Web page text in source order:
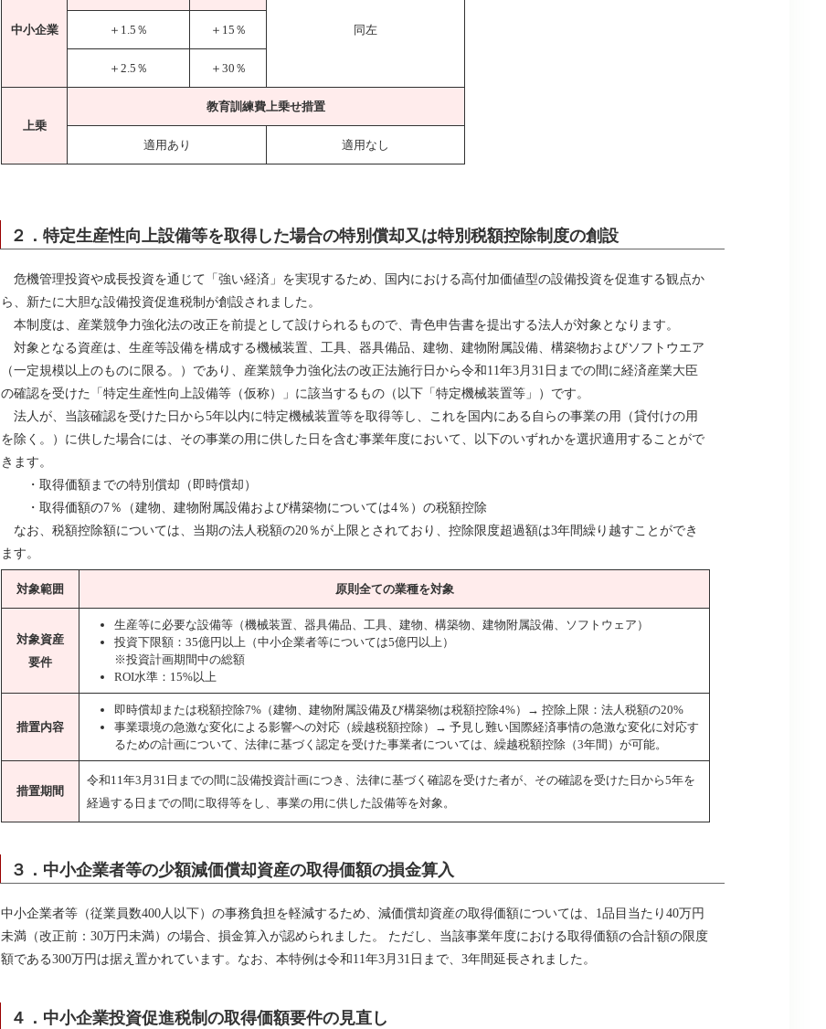
中小企業 同左
＋1.5％ ＋15％
＋2.5％ ＋30％
上乗
教育訓練費上乗せ措置
適用あり 適用なし
２．特定生産性向上設備等を取得した場合の特別償却又は特別税額控除制度の創設
危機管理投資や成長投資を通じて「強い経済」を実現するため、国内における高付加価値型の設備投資を促進する観点か
ら、新たに大胆な設備投資促進税制が創設されました。
本制度は、産業競争力強化法の改正を前提として設けられるもので、青色申告書を提出する法人が対象となります。
対象となる資産は、生産等設備を構成する機械装置、工具、器具備品、建物、建物附属設備、構築物およびソフトウエア
（一定規模以上のものに限る。）であり、産業競争力強化法の改正法施行日から令和11年3月31日までの間に経済産業大臣
の確認を受けた「特定生産性向上設備等（仮称）」に該当するもの（以下「特定機械装置等」）です。
法人が、当該確認を受けた日から5年以内に特定機械装置等を取得等し、これを国内にある自らの事業の用（貸付けの用
を除く。）に供した場合には、その事業の用に供した日を含む事業年度において、以下のいずれかを選択適用することがで
きます。
・取得価額までの特別償却（即時償却）
・取得価額の7％（建物、建物附属設備および構築物については4％）の税額控除
なお、税額控除額については、当期の法人税額の20％が上限とされており、控除限度超過額は3年間繰り越すことができ
ます。
対象範囲 原則全ての業種を対象
対象資産
要件
生産等に必要な設備等（機械装置、器具備品、工具、建物、構築物、建物附属設備、ソフトウェア）
投資下限額：35億円以上（中小企業者等については5億円以上）
※投資計画期間中の総額
ROI水準：15%以上
措置内容
即時償却または税額控除7%（建物、建物附属設備及び構築物は税額控除4%）→ 控除上限：法人税額の20%
事業環境の急激な変化による影響への対応（繰越税額控除）→ 予見し難い国際経済事情の急激な変化に対応す
るための計画について、法律に基づく認定を受けた事業者については、繰越税額控除（3年間）が可能。
措置期間
令和11年3月31日までの間に設備投資計画につき、法律に基づく確認を受けた者が、その確認を受けた日から5年を
経過する日までの間に取得等をし、事業の用に供した設備等を対象。
３．中小企業者等の少額減価償却資産の取得価額の損金算入
中小企業者等（従業員数400人以下）の事務負担を軽減するため、減価償却資産の取得価額については、1品目当たり40万円
未満（改正前：30万円未満）の場合、損金算入が認められました。 ただし、当該事業年度における取得価額の合計額の限度
額である300万円は据え置かれています。なお、本特例は令和11年3月31日まで、3年間延長されました。
４．中小企業投資促進税制の取得価額要件の見直し